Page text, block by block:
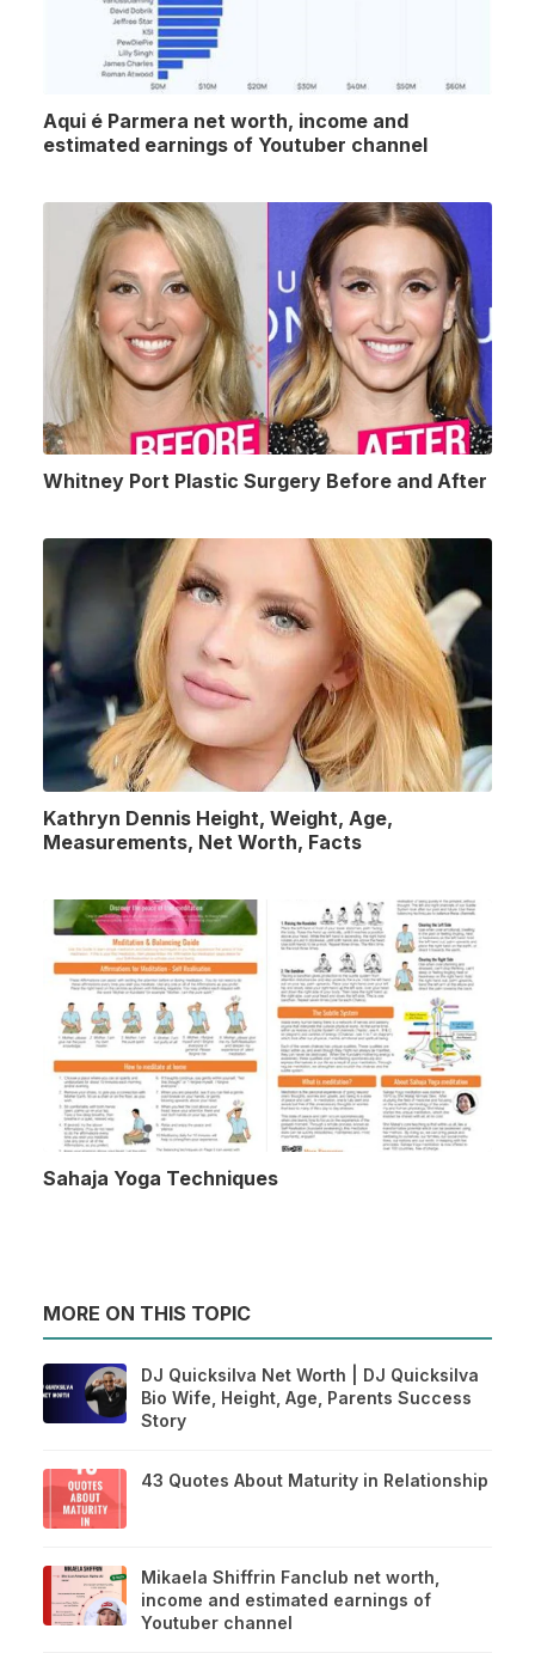
Aqui é Parmera net worth, income and
estimated earnings of Youtuber channel
Whitney Port Plastic Surgery Before and After
Kathryn Dennis Height, Weight, Age,
Measurements, Net Worth, Facts
Sahaja Yoga Techniques
MORE ON THIS TOPIC
DJ Quicksilva Net Worth | DJ Quicksilva
Bio Wife, Height, Age, Parents Success
Story
43 Quotes About Maturity in Relationship
Mikaela Shiffrin Fanclub net worth,
income and estimated earnings of
Youtuber channel